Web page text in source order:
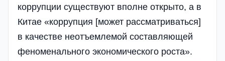
коррупции существуют вполне открыто, а в
Китае «коррупция [может рассматриваться]
в качестве неотъемлемой составляющей
феноменального экономического роста».